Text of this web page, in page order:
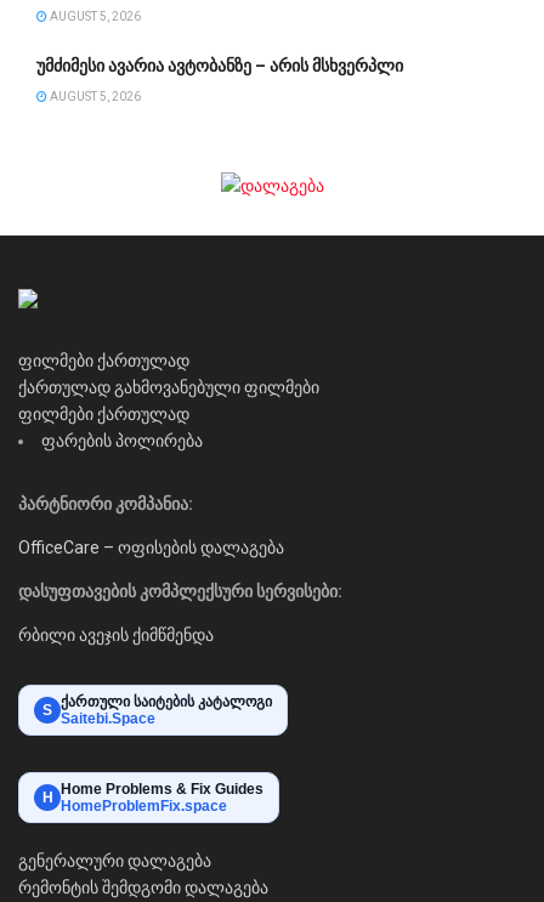
AUGUST 5, 2026
უმძიმესი ავარია ავტობანზე – არის მსხვერპლი
AUGUST 5, 2026
ფილმები ქართულად
ქართულად გახმოვანებული ფილმები
ფილმები ქართულად
ფარების პოლირება
პარტნიორი კომპანია:
OfficeCare – ოფისების დალაგება
დასუფთავების კომპლექსური სერვისები:
რბილი ავეჯის ქიმწმენდა
S ქართული საიტების კატალოგი
Saitebi.Space
H Home Problems & Fix Guides
HomeProblemFix.space
გენერალური დალაგება
რემონტის შემდგომი დალაგება